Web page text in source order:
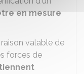
en mesure
valable de
forces de
tiennent